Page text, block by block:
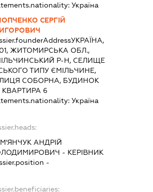
Україна
СЕРГІЙ
УКРАЇНА,
ЖИТОМИРСЬКА ОБЛ.,
Р-Н, СЕЛИЩЕ
ТИПУ ЄМІЛЬЧИНЕ,
СОБОРНА, БУДИНОК
КВАРТИРА 6
Україна
АНДРІЙ
- КЕРІВНИК
-